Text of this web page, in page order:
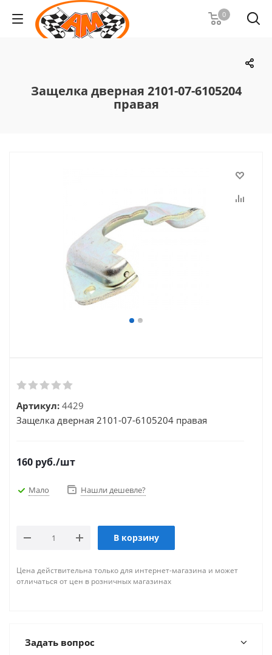
0
Защелка дверная 2101-07-6105204
правая
Артикул: 4429
Защелка дверная 2101-07-6105204 правая
160 руб./шт
Мало Нашли дешевле?
В корзину
Цена действительна только для интернет-магазина и может
отличаться от цен в розничных магазинах
Задать вопрос